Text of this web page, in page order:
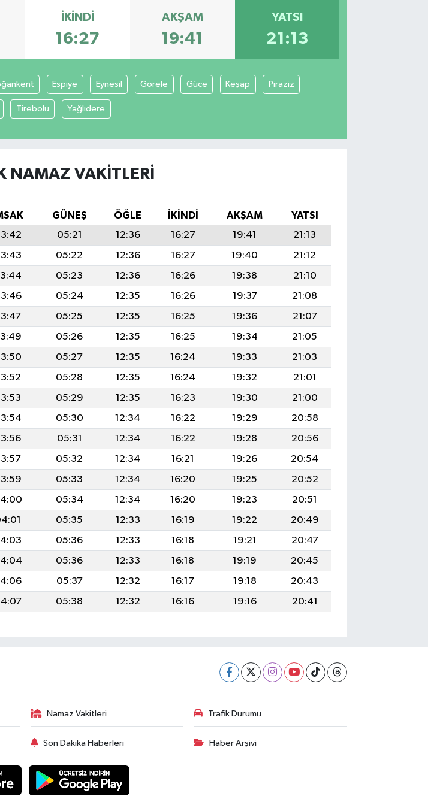
İKINDI
16:27
AKŞAM
19:41
YATSI
21:13
Espiye Eynesil Görele Güce Keşap Piraziz
Tirebolu Yağlıdere
NAMAZ VAKITLERI
GÜNEŞ ÖĞLE İKINDI AKŞAM
YATSI
05:21 12:36 16:27 19:41
21:13
05:22 12:36 16:27 19:40
21:12
05:23 12:36 16:26 19:38
21:10
05:24 12:35 16:26 19:37
21:08
05:25 12:35 16:25 19:36
21:07
05:26 12:35 16:25 19:34
21:05
05:27 12:35 16:24 19:33
21:03
05:28 12:35 16:24 19:32
21:01
05:29 12:35 16:23 19:30
21:00
05:30 12:34 16:22 19:29
20:58
05:31 12:34 16:22 19:28
20:56
05:32 12:34 16:21 19:26
20:54
05:33 12:34 16:20 19:25
20:52
05:34 12:34 16:20 19:23
20:51
05:35 12:33 16:19 19:22
20:49
05:36 12:33 16:18 19:21
20:47
05:36 12:33 16:18 19:19
20:45
05:37 12:32 16:17 19:18
20:43
05:38 12:32 16:16 19:16 20:41
Namaz Vakitleri Trafik Durumu
Son Dakika Haberleri Haber Arşivi